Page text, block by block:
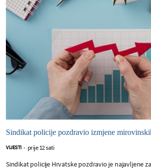
Sindikat policije pozdravio izmjene
VIJESTI - prije 12 sati
Sindikat policije Hrvatske pozdravio je najavljene